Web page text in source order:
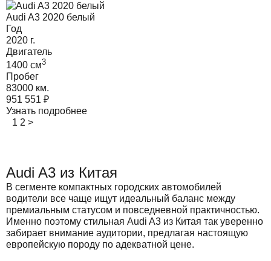
Audi A3 2020 белый
Год
2020 г.
Двигатель
1400 cм3
Пробег
83000 км.
951 551 ₽
Узнать подробнее
1 2 >
Audi A3 из Китая
В сегменте компактных городских автомобилей
водители все чаще ищут идеальный баланс между
премиальным статусом и повседневной практичностью.
Именно поэтому стильная Audi A3 из Китая так уверенно
забирает внимание аудитории, предлагая настоящую
европейскую породу по адекватной цене.